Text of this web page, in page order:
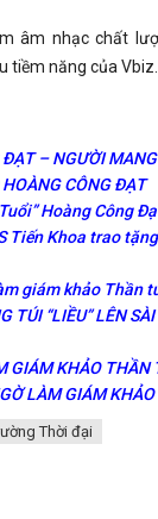
âm nhạc chất
tiềm năng của Vbiz.
– NGƯỜI
HOÀNG CÔNG ĐẠT
Hoàng Công
Tiến Khoa trao
giám khảo Thần
TÚI “LIỀU” LÊN
GIÁM KHẢO
LÀM GIÁM
Thời đại